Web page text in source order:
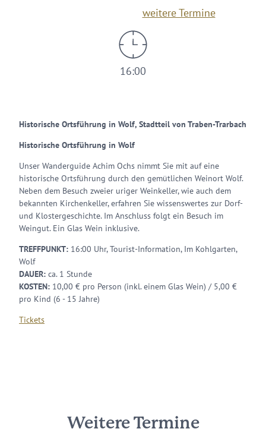
weitere Termine
16:00
Historische Ortsführung in Wolf, Stadtteil von Traben-Trarbach
Historische Ortsführung in Wolf
Unser Wanderguide Achim Ochs nimmt Sie mit auf eine
historische Ortsführung durch den gemütlichen Weinort Wolf.
Neben dem Besuch zweier uriger Weinkeller, wie auch dem
bekannten Kirchenkeller, erfahren Sie wissenswertes zur Dorf-
und Klostergeschichte. Im Anschluss folgt ein Besuch im
Weingut. Ein Glas Wein inklusive.
TREFFPUNKT: 16:00 Uhr, Tourist-Information, Im Kohlgarten,
Wolf
DAUER: ca. 1 Stunde
KOSTEN: 10,00 € pro Person (inkl. einem Glas Wein) / 5,00 €
pro Kind (6 - 15 Jahre)
Tickets
Weitere Termine